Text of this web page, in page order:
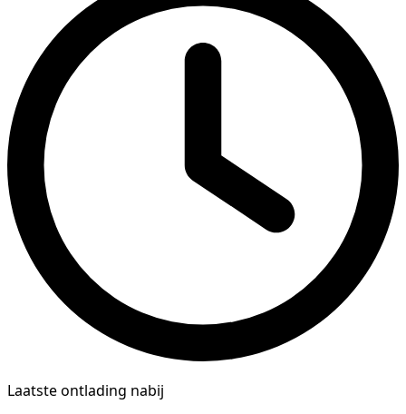
Laatste ontlading nabij